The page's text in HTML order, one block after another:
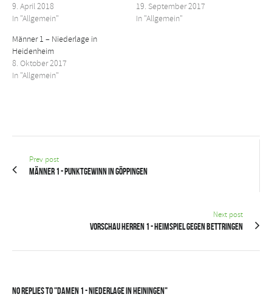
9. April 2018
In "Allgemein"
19. September 2017
In "Allgemein"
Männer 1 – Niederlage in
Heidenheim
8. Oktober 2017
In "Allgemein"
Prev post
Männer 1 - Punktgewinn in Göppingen
Next post
Vorschau Herren 1 - Heimspiel gegen Bettringen
No Replies to "Damen 1 - Niederlage in Heiningen"